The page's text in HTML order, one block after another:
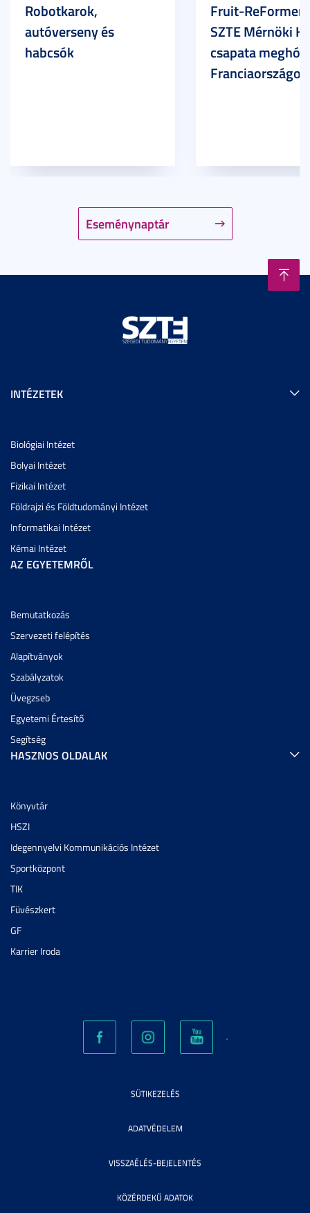
Eseménynaptár
Robotkarok,
autóverseny és
habcsók
Fruit-
SZTE Mérnöki
csapata
Franciaországot
INTÉZETEK
Biológiai Intézet
Bolyai Intézet
Fizikai Intézet
Földrajzi és Földtudományi Intézet
Informatikai Intézet
Kémai Intézet
AZ EGYETEMRŐL
Bemutatkozás
Szervezeti felépítés
Alapítványok
Szabályzatok
Üvegzseb
Egyetemi Értesítő
Segítség
HASZNOS OLDALAK
Könyvtár
HSZI
Idegennyelvi Kommunikációs Intézet
Sportközpont
TIK
Füvészkert
GF
Karrier Iroda
SÜTIKEZELÉS
ADATVÉDELEM
VISSZAÉLÉS-BEJELENTÉS
KÖZÉRDEKŰ ADATOK